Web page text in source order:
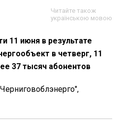
Читайте також
українською мовою
11 июня в результате
в четверг, 11
37 тысяч абонентов